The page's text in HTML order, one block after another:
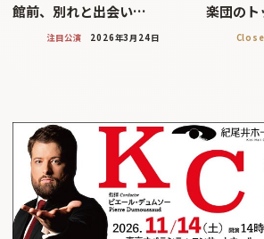
館前、別れと出会い…
注目公演 2026年3月24日
楽団のト